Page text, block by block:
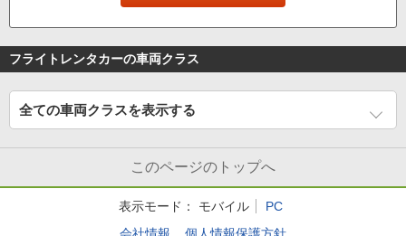
フライトレンタカーの車両クラス
全ての車両クラスを表示する
このページのトップへ
表示モード： モバイル
PC